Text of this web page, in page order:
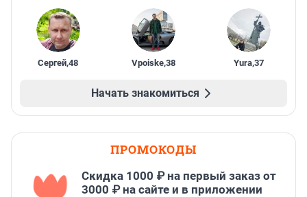
Сергей,48 Vpoiske,38 Yura,37
Начать знакомиться
ПРОМОКОДЫ
Скидка 1000 ₽ на первый заказ от
3000 ₽ на сайте и в приложении